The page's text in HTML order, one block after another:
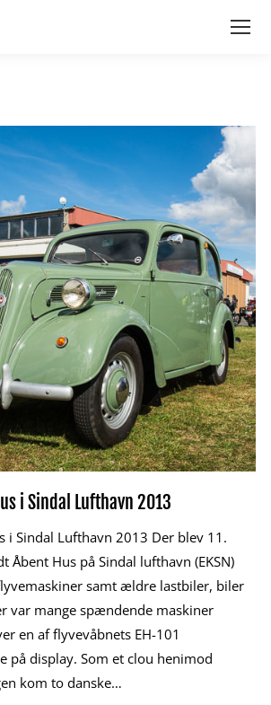
i Sindal Lufthavn 2013
i Sindal Lufthavn 2013 Der blev 11.
Åbent Hus på Sindal lufthavn (EKSN)
samt ældre lastbiler, biler
var mange spændende maskiner
en af flyvevåbnets EH-101
på display. Som et clou henimod
kom to danske…